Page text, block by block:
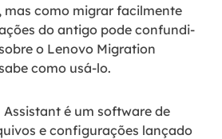
mas como migrar facilmente
do antigo pode confundi-
o Lenovo Migration
como usá-lo.
é um software de
e configurações lançado